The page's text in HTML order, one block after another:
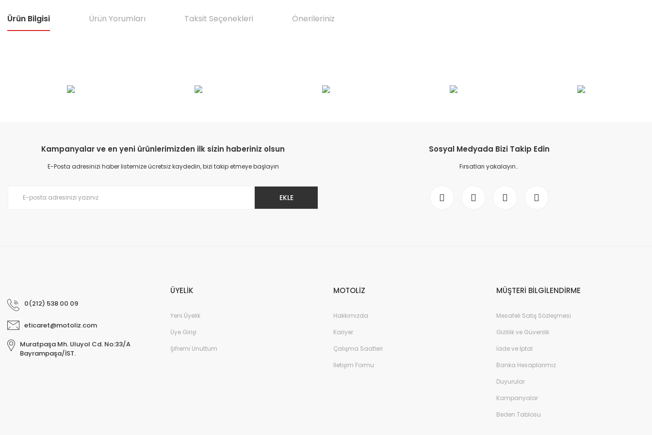
Ürün Bilgisi Ürün Yorumları Taksit Seçenekleri Önerileriniz
Bu ürüne ilk yorumu siz yapın!
Görüş ve önerileriniz için teşekkür ederiz.
Ürün fiyatı diğer sitelerden daha pahalı.
Bu ürüne benzer farklı alternatifler olmalı.
Kampanyalar ve en yeni ürünlerimizden ilk sizin haberiniz olsun
E-Posta adresinizi haber listemize ücretsiz kaydedin, bizi takip etmeye başlayın
EKLE
Sosyal Medyada Bizi Takip Edin
Fırsatları yakalayın..
0(212) 538 00 09
eticaret@motoliz.com
Muratpaşa Mh. Uluyol Cd. No:33/A
Bayrampaşa/İST.
ÜYELİK
Yeni Üyelik
Üye Girişi
Şifremi Unuttum
MOTOLİZ
Hakkımızda
Kariyer
Çalışma Saatleri
İletişim Formu
MÜŞTERİ BİLGİLENDİRME
Mesafeli Satış Sözleşmesi
Gizlilik ve Güvenlik
İade ve İptal
Banka Hesaplarımız
Duyurular
Kampanyalar
Beden Tablosu